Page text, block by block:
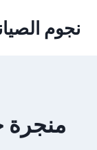
نجوم الصيانة
منجرة